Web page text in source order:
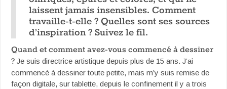
laissent jamais insensibles. Comment
travaille-t-elle ? Quelles sont ses sources
d’inspiration ? Suivez le fil.
Quand et comment avez-vous commencé à dessiner
? Je suis directrice artistique depuis plus de 15 ans. J’ai
commencé à dessiner toute petite, mais m’y suis remise de
façon digitale, sur tablette, depuis le confinement il y a trois